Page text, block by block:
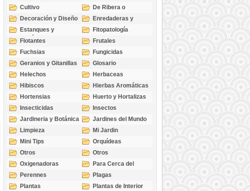
Cultivo
De Ribera o
Palustres
Decoración y Diseño
Enredaderas y
cubresuelos
Estanques y
Acuáticas
Fitopatología
Flotantes
Frutales
Fuchsias
Fungicidas
Geranios y Gitanillas
Glosario
Helechos
Herbaceas
Hibiscos
Hierbas Aromáticas
Hortensias
Huerto y Hortalizas
Insecticidas
Insectos
Jardineria y Botánica
Jardines del Mundo
Limpieza
Mi Jardin
Mini Tips
Orquídeas
Otros
Otros
Oxigenadoras
Para Cerca del
Estanque
Perennes
Plagas
Plantas
Plantas de Interior